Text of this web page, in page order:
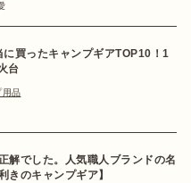
に買ったキャンプギアTOP10！1
台
用品
解でした。人気職人ブランドの名
きのキャンプギア】